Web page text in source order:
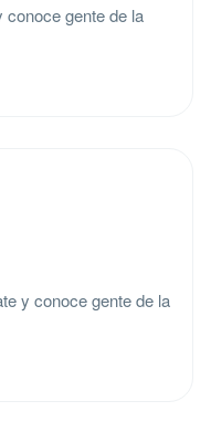
conoce gente de la
y conoce gente de la